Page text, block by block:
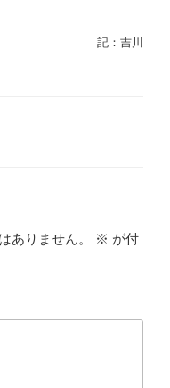
記：吉川
ありません。 ※ が付